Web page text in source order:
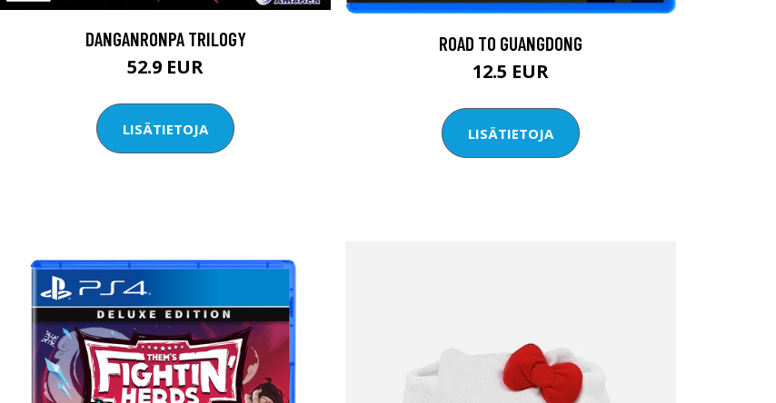
DANGANRONPA TRILOGY
52.9 EUR
LISÄTIETOJA
ROAD TO GUANGDONG
12.5 EUR
LISÄTIETOJA